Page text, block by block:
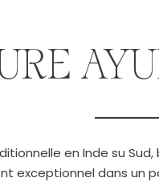
en Inde su
exceptionnel dans un